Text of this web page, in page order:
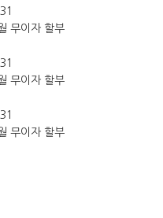
무이자 할부
무이자 할부
무이자 할부